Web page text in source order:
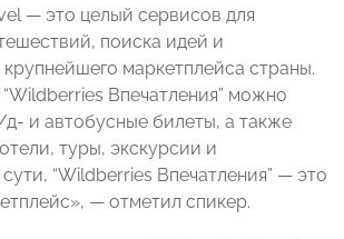
— это целый сервисов для
поиска идей и
маркетплейса страны.
“Wildberries Впечатления” можно
и автобусные билеты, а также
туры, экскурсии и
“Wildberries Впечатления” — это
— отметил спикер.